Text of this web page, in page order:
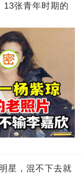
13张青年时期的
星，混不下去就